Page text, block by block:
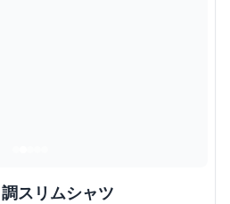
スリムシャツ